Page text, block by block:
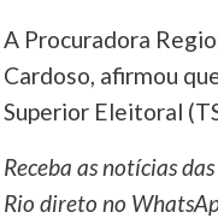
A Procuradora
Cardoso, afirmou
Superior Eleitoral
Receba as notícias
Rio direto no